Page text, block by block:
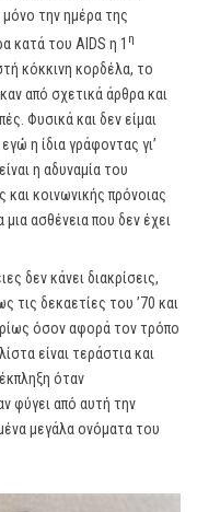
την ημέρα της
κατά του AIDS η 1 η
κόκκινη κορδέλα, το
από σχετικά άρθρα και
Φυσικά και δεν είμαι
η ίδια γράφοντας γι’
η αδυναμία του
κοινωνικής πρόνοιας
ασθένεια που δεν έχει
δεν κάνει διακρίσεις,
τις δεκαετίες του ’70 και
όσον αφορά τον τρόπο
είναι τεράστια και
όταν
φύγει από αυτή την
μεγάλα ονόματα του